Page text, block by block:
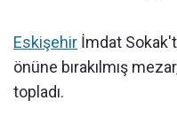
Eskişehir İmdat
önüne bırakılmış
topladı.